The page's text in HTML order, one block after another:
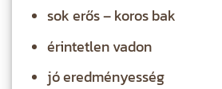
sok erős – koros bak
érintetlen vadon
jó eredményesség